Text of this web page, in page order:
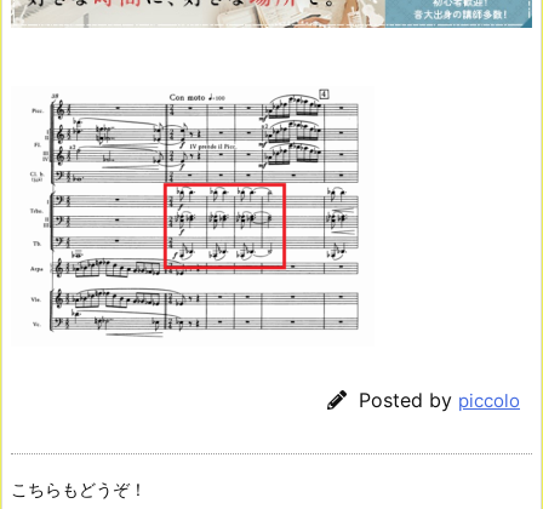
Posted by piccolo
こちらもどうぞ！